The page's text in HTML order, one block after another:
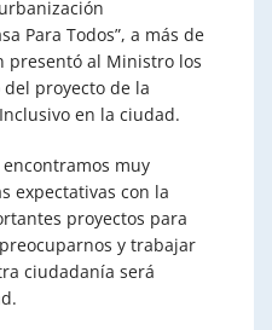
Para Todos”, a más de
presentó al Ministro los
proyecto de la
en la ciudad.
muy
expectativas con la
proyectos para
y trabajar
ciudadanía será